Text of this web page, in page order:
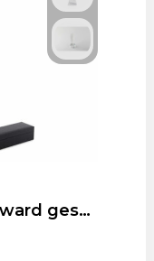
DIAWARD - Kristallen award geschenkdoos